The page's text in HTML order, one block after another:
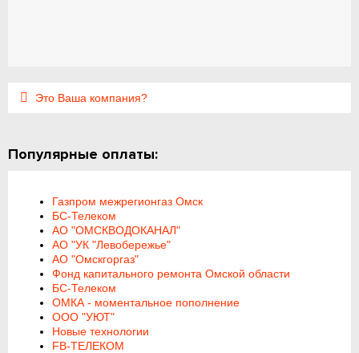
Это Ваша компания?
Популярные оплаты:
Газпром межрегионгаз Омск
БС-Телеком
АО "ОМСКВОДОКАНАЛ"
АО "УК "Левобережье"
АО "Омскгоргаз"
Фонд капитального ремонта Омской области
БС-Телеком
ОМКА - моментальное пополнение
ООО "УЮТ"
Новые технологии
FB-ТЕЛЕКОМ